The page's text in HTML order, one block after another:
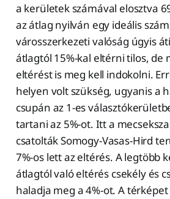
a kerületek számával elosztva
az átlag nyilván egy ideális
városszerkezeti valóság úgyis
átlagtól 15%-kal eltérni tilos, de
eltérést is meg kell indokolni.
helyen volt szükség, ugyanis a
csupán az 1-es
tartani az 5%-ot. Itt a
csatolták Somogy-Vasas-Hird
7%-os lett az eltérés. A legtöbb
átlagtól való eltérés csekély és
haladja meg a 4%-ot. A